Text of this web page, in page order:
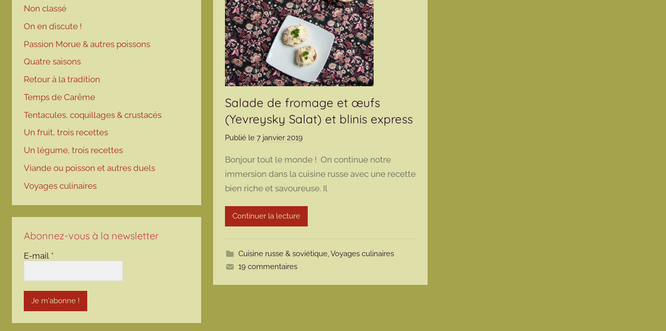
Salade de fromage et œufs
(Yevreysky Salat) et blinis express
Publié le 7 janvier 2019p
r
m
a
o
t
Bonjour tout le monde ! On continue notre
immersion dans la cuisine russe avec une recette
bien riche et savoureuse. Il
Continuer la lecture
Cuisine russe & soviétique,Voyages culinaires
19 commentaires
Non classé
On en discute !
Passion Morue & autres poissons
Quatre saisons
Retour à la tradition
Temps de Carême
Tentacules, coquillages & crustacés
Un fruit, trois recettes
Un légume, trois recettes
Viande ou poisson et autres duels
Voyages culinaires
Abonnez-vous à la newsletter
E-mail *